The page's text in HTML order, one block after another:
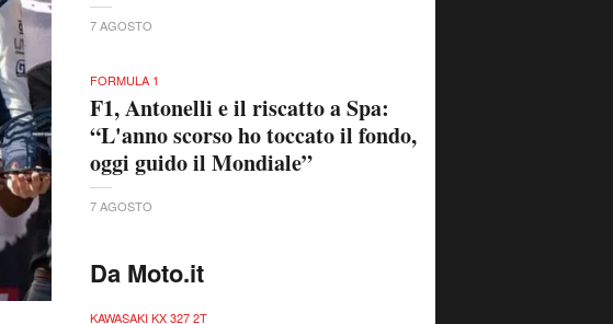
7 AGOSTO
FORMULA 1
F1, Antonelli e il riscatto a Spa:
“L'anno scorso ho toccato il fondo,
oggi guido il Mondiale”
7 AGOSTO
Da Moto.it
KAWASAKI KX 327 2T